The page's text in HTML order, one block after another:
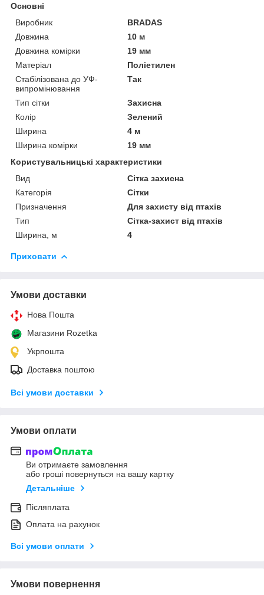
Основні
Виробник
BRADAS
Довжина
10 м
Довжина комірки
19 мм
Матеріал
Поліетилен
Стабілізована до УФ-
випромінювання
Так
Тип сітки
Захисна
Колір
Зелений
Ширина
4 м
Ширина комірки
19 мм
Користувальницькі характеристики
Вид
Сітка захисна
Категорія
Сітки
Призначення
Для захисту від птахів
Тип
Сітка-захист від птахів
Ширина, м
4
Приховати
Умови доставки
Нова Пошта
Магазини Rozetka
Укрпошта
Доставка поштою
Всі умови доставки
Умови оплати
Ви отримаєте замовлення
або гроші повернуться на вашу картку
Детальніше
Післяплата
Оплата на рахунок
Всі умови оплати
Умови повернення